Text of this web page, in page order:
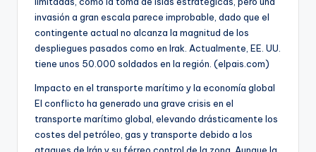
invasión a gran escala parece improbable, dado que el
contingente actual no alcanza la magnitud de los
despliegues pasados como en Irak. Actualmente, EE. UU.
tiene unos 50.000 soldados en la región. (elpais.com)
Impacto en el transporte marítimo y la economía global
El conflicto ha generado una grave crisis en el
transporte marítimo global, elevando drásticamente los
costes del petróleo, gas y transporte debido a los